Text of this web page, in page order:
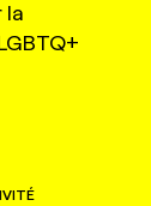
la